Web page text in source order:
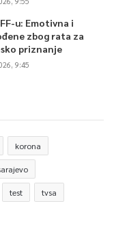
u: Emotivna i
zbog rata za
priznanje
9:45
korona
test tvsa